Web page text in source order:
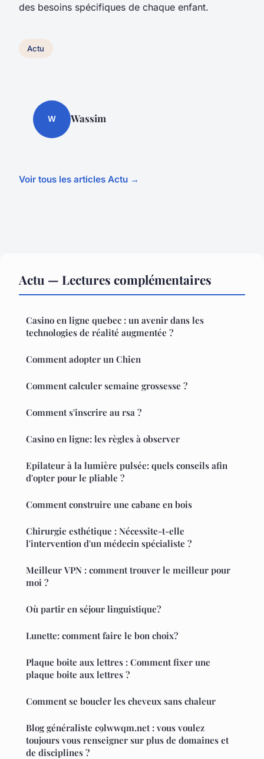
des besoins spécifiques de chaque enfant.
Actu
W Wassim
Voir tous les articles Actu →
Actu — Lectures complémentaires
Casino en ligne quebec : un avenir dans les
technologies de réalité augmentée ?
Comment adopter un Chien
Comment calculer semaine grossesse ?
Comment s'inscrire au rsa ?
Casino en ligne: les règles à observer
Epilateur à la lumière pulsée: quels conseils afin
d'opter pour le pliable ?
Comment construire une cabane en bois
Chirurgie esthétique : Nécessite-t-elle
l'intervention d'un médecin spécialiste ?
Meilleur VPN : comment trouver le meilleur pour
moi ?
Où partir en séjour linguistique?
Lunette: comment faire le bon choix?
Plaque boite aux lettres : Comment fixer une
plaque boite aux lettres ?
Comment se boucler les cheveux sans chaleur
Blog généraliste c9lwwqm.net : vous voulez
toujours vous renseigner sur plus de domaines et
de disciplines ?